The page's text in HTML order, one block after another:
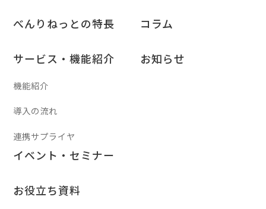
べんりねっとの特長
サービス・機能紹介
機能紹介
導入の流れ
連携サプライヤ
コラム
お知らせ
イベント・セミナー
お役立ち資料